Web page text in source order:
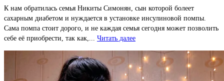
К нам обратилась семья Никиты Симонян, сын которой болеет
сахарным диабетом и нуждается в установке инсулиновой помпы.
Сама помпа стоит дорого, и не каждая семья сегодня может позволить
себе её приобрести, так как,... Читать далее